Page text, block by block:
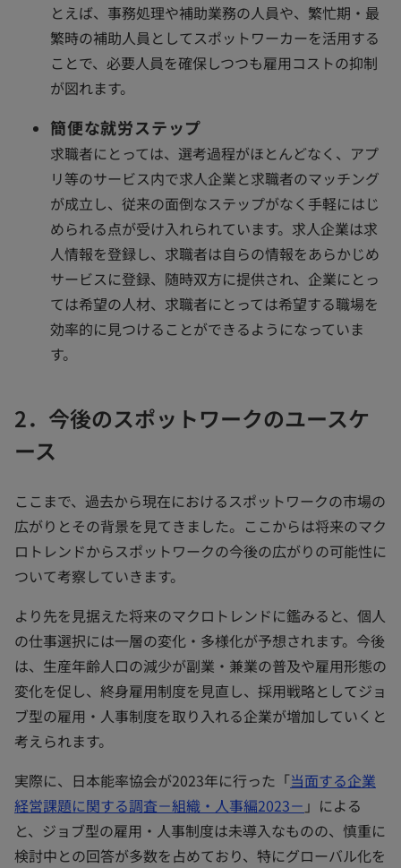
とえば、事務処理や補助業務の人員や、繁忙期・最
繁時の補助人員としてスポットワーカーを活用する
ことで、必要人員を確保しつつも雇用コストの抑制
が図れます。
簡便な就労ステップ
求職者にとっては、選考過程がほとんどなく、アプ
リ等のサービス内で求人企業と求職者のマッチング
が成立し、従来の面倒なステップがなく手軽にはじ
められる点が受け入れられています。求人企業は求
人情報を登録し、求職者は自らの情報をあらかじめ
サービスに登録、随時双方に提供され、企業にとっ
ては希望の人材、求職者にとっては希望する職場を
効率的に見つけることができるようになっていま
す。
2．今後のスポットワークのユースケ
ース
ここまで、過去から現在におけるスポットワークの市場の
広がりとその背景を見てきました。ここからは将来のマク
ロトレンドからスポットワークの今後の広がりの可能性に
ついて考察していきます。
より先を見据えた将来のマクロトレンドに鑑みると、個人
の仕事選択には一層の変化・多様化が予想されます。今後
は、生産年齢人口の減少が副業・兼業の普及や雇用形態の
変化を促し、終身雇用制度を見直し、採用戦略としてジョ
ブ型の雇用・人事制度を取り入れる企業が増加していくと
考えられます。
実際に、日本能率協会が2023年に行った「当面する企業
経営課題に関する調査－組織・人事編2023－ 」による
と、ジョブ型の雇用・人事制度は未導入なものの、慎重に
検討中との回答が多数を占めており、特にグローバル化を